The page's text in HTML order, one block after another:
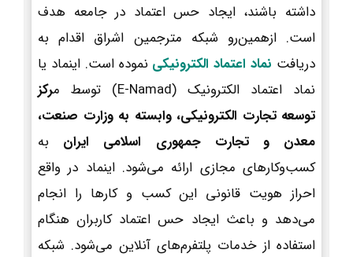
داشته باشند، ایجاد حس اعتماد در جامعه هدف
است. ازهمین‌رو شبکه مترجمین اشراق اقدام به
دریافت نماد اعتماد الکترونیکی نموده است. اینماد یا
نماد اعتماد الکترونیک (E-Namad) توسط م
رکز
توسعه تجارت الکترونیکی، وابسته به وزارت صنعت،
معدن و تجارت جمهوری اسلامی ایران به
کسب‌وکارهای مجازی ارائه می‌شود. اینماد در واقع
احراز هویت قانونی این کسب و کارها را انجام
می‌دهد و باعث ایجاد حس اعتماد کاربران هنگام
استفاده از خدمات پلتفرم‌های آنلاین می‌شود. شبکه